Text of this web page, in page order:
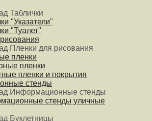
Таблички
"Указатели"
"Туалет"
Пленки для рисования
пленки
пленки
пленки и покрытия
стенды
Информационные стенды
стенды уличные
Буклетницы